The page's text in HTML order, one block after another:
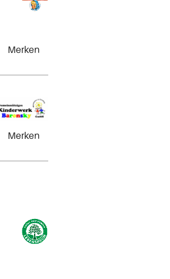
Merken
Merken